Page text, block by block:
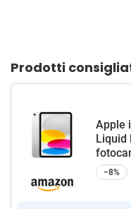
Prodotti
Apple
Liquid
−8%